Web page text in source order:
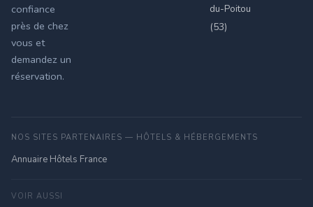
confiance
près de chez
vous et
demandez un
réservation.
du-Poitou
(53)
NOS SITES PARTENAIRES — HÔTELS & HÉBERGEMENTS
Annuaire Hôtels France
VOIR AUSSI